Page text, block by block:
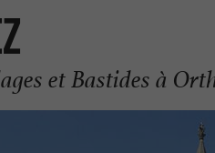
et Bastides à